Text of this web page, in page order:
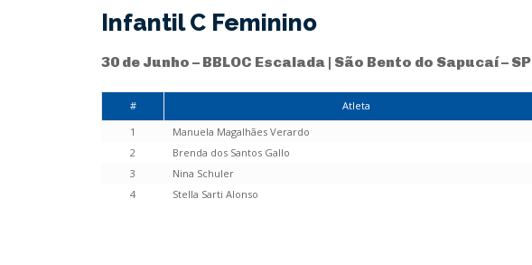
Infantil C Feminino
30 de Junho – BBLOC Escalada | São Bento do Sapucaí – SP
# Atleta
1
Manuela Magalhães Verardo
2
Brenda dos Santos Gallo
3
Nina Schuler
4
Stella Sarti Alonso